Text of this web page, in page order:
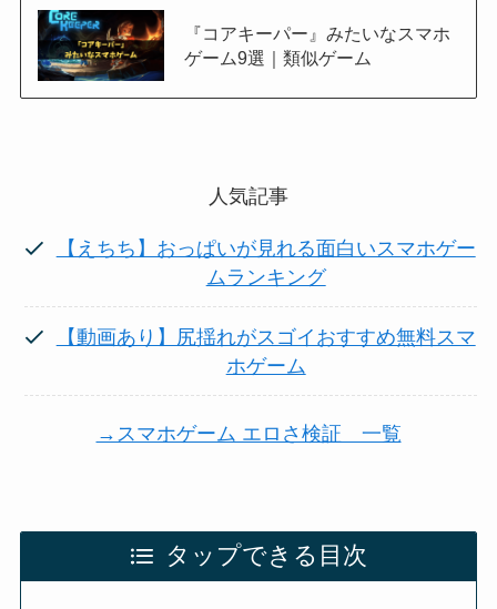
『コアキーパー』みたいなスマホ
ゲーム9選｜類似ゲーム
人気記事
【えちち】おっぱいが見れる面白いスマホゲー
ムランキング
【動画あり】尻揺れがスゴイおすすめ無料スマ
ホゲーム
→スマホゲーム エロさ検証 一覧
タップできる目次